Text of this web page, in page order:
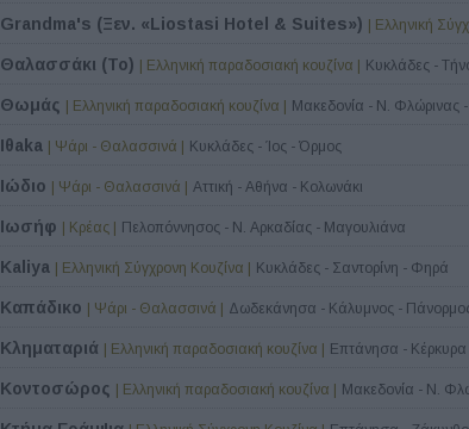
Grandma's (Ξεν. «Liostasi Hotel & Suites») | Ελληνική
Θαλασσάκι (Το) | Ελληνική παραδοσιακή κουζίνα | Κυκλάδες -
Θωμάς | Ελληνική παραδοσιακή κουζίνα | Μακεδονία - Ν. Φλώρινας
Ιθaka | Ψάρι - Θαλασσινά | Κυκλάδες - Ίος - Όρμος
Ιώδιο | Ψάρι - Θαλασσινά | Αττική - Αθήνα - Κολωνάκι
Ιωσήφ | Κρέας | Πελοπόννησος - Ν. Αρκαδίας - Μαγουλιάνα
Kaliya | Ελληνική Σύγχρονη Κουζίνα | Κυκλάδες - Σαντορίνη - Φηρά
Καπάδικο | Ψάρι - Θαλασσινά | Δωδεκάνησα - Κάλυμνος -
Κληματαριά | Ελληνική παραδοσιακή κουζίνα | Επτάνησα - Κέρκυρα
Κοντοσώρος | Ελληνική παραδοσιακή κουζίνα | Μακεδονία - Ν.